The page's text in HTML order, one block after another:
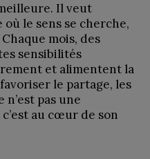
Il veut
le sens se cherche,
mois, des
sensibilités
et alimentent la
le partage, les
n’est pas une
c’est au cœur de son